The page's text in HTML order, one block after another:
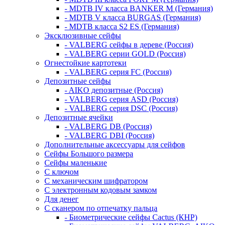
- MDTB IV класса BANKER M (Германия)
- MDTB V класса BURGAS (Германия)
- MDTB класса S2 ES (Германия)
Эксклюзивные сейфы
- VALBERG сейфы в дереве (Россия)
- VALBERG серии GOLD (Россия)
Огнестойкие картотеки
- VALBERG серия FC (Россия)
Депозитные сейфы
- AIKO депозитные (Россия)
- VALBERG серия ASD (Россия)
- VALBERG серия DSC (Россия)
Депозитные ячейки
- VALBERG DB (Россия)
- VALBERG DBI (Россия)
Дополнительные аксессуары для сейфов
Сейфы Большого размера
Сейфы маленькие
С ключом
С механическим шифратором
С электронным кодовым замком
Для денег
С сканером по отпечатку пальца
- Биометрические сейфы Cactus (КНР)